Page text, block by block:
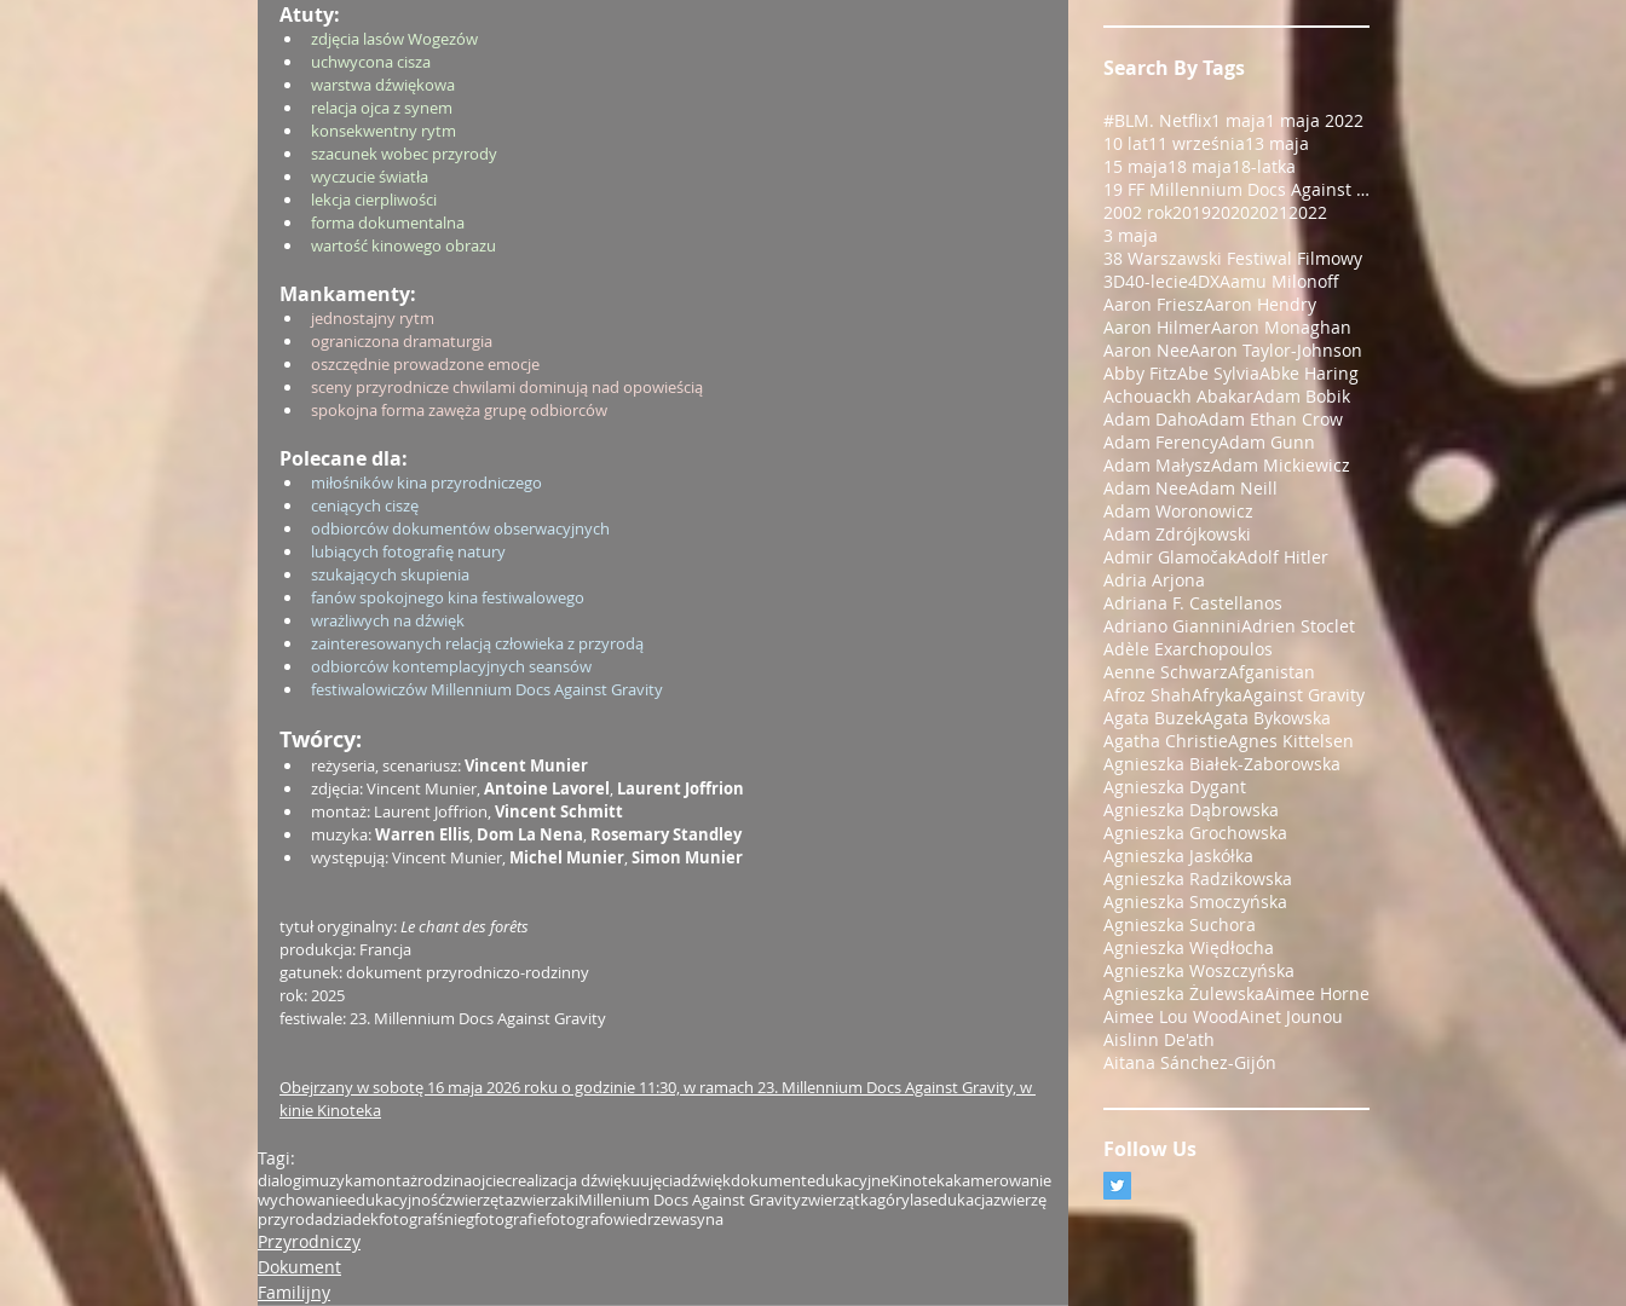
Atuty:
zdjęcia lasów Wogezów
uchwycona cisza
warstwa dźwiękowa
relacja ojca z synem
konsekwentny rytm
szacunek wobec przyrody
wyczucie światła
lekcja cierpliwości
forma dokumentalna
wartość kinowego obrazu
Mankamenty:
jednostajny rytm
ograniczona dramaturgia
oszczędnie prowadzone emocje
sceny przyrodnicze chwilami dominują nad opowieścią
spokojna forma zawęża grupę odbiorców
Polecane dla:
miłośników kina przyrodniczego
ceniących ciszę
odbiorców dokumentów obserwacyjnych
lubiących fotografię natury
szukających skupienia
fanów spokojnego kina festiwalowego
wrażliwych na dźwięk
zainteresowanych relacją człowieka z przyrodą
odbiorców kontemplacyjnych seansów
festiwalowiczów Millennium Docs Against Gravity
Twórcy:
reżyseria, scenariusz: Vincent Munier
zdjęcia: Vincent Munier, Antoine Lavorel, Laurent Joffrion
montaż: Laurent Joffrion, Vincent Schmitt
muzyka: Warren Ellis, Dom La Nena, Rosemary Standley
występują: Vincent Munier, Michel Munier, Simon Munier
tytuł oryginalny: Le chant des forêts
produkcja: Francja
gatunek: dokument przyrodniczo-rodzinny
rok: 2025
festiwale: 23. Millennium Docs Against Gravity
Obejrzany w sobotę 16 maja 2026 roku o godzinie 11:30, w ramach 23. Millennium Docs Against Gravity, w
kinie Kinoteka
Tagi:
dialogimuzykamontażrodzinaojciecrealizacja dźwiękuujęciadźwiękdokumentedukacyjneKinotekakamerowanie
wychowanieedukacyjnośćzwierzętazwierzakiMillenium Docs Against Gravityzwierzątkagórylasedukacjazwierzę
przyrodadziadekfotografśniegfotografiefotografowiedrzewasyna
Przyrodniczy
Dokument
Familijny
Search By Tags
#BLM. Netflix1 maja1 maja 2022
10 lat11 września13 maja
15 maja18 maja18-latka
19 FF Millennium Docs Against Gravity!
2002 rok201920202021 2022
3 maja
38 Warszawski Festiwal Filmowy
3D40-lecie4DXAamu Milonoff
Aaron FrieszAaron Hendry
Aaron HilmerAaron Monaghan
Aaron NeeAaron Taylor-Johnson
Abby FitzAbe SylviaAbke Haring
Achouackh AbakarAdam Bobik
Adam DahoAdam Ethan Crow
Adam FerencyAdam Gunn
Adam MałyszAdam Mickiewicz
Adam NeeAdam Neill
Adam Woronowicz
Adam Zdrójkowski
Admir GlamočakAdolf Hitler
Adria Arjona
Adriana F. Castellanos
Adriano GianniniAdrien Stoclet
Adèle Exarchopoulos
Aenne SchwarzAfganistan
Afroz ShahAfrykaAgainst Gravity
Agata BuzekAgata Bykowska
Agatha ChristieAgnes Kittelsen
Agnieszka Białek-Zaborowska
Agnieszka Dygant
Agnieszka Dąbrowska
Agnieszka Grochowska
Agnieszka Jaskółka
Agnieszka Radzikowska
Agnieszka Smoczyńska
Agnieszka Suchora
Agnieszka Więdłocha
Agnieszka Woszczyńska
Agnieszka ŻulewskaAimee Horne
Aimee Lou WoodAinet Jounou
Aislinn De'ath
Aitana Sánchez-Gijón
Follow Us